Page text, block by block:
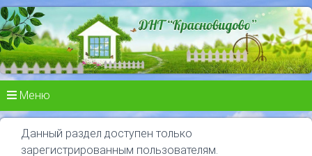
Меню
Данный раздел доступен только
зарегистрированным пользователям.